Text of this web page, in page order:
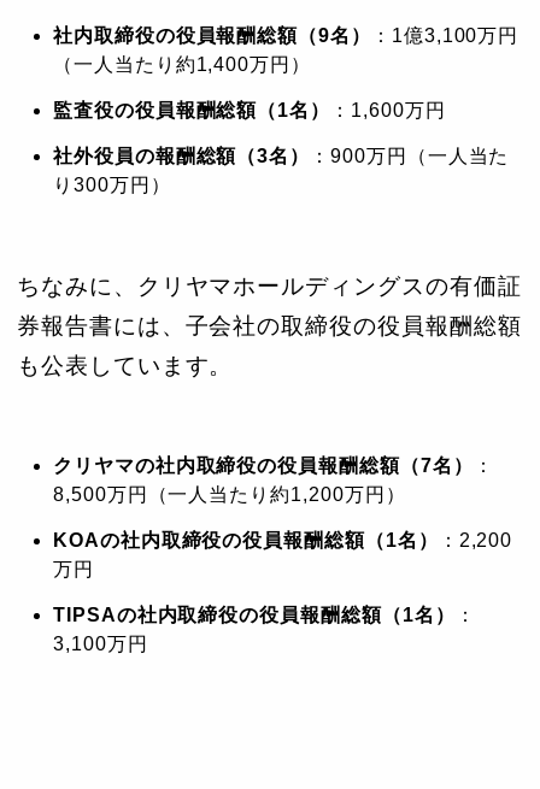
社内取締役の役員報酬総額（9名）
：1億3,100万円
（一人当たり約1,400万円）
監査役の役員報酬総額（1名） ：1,600万円
社外役員の報酬総額（3名）
：900万円（一人当た
り300万円）
ちなみに、クリヤマホールディングスの有価証
券報告書には、子会社の取締役の役員報酬総額
も公表しています。
クリヤマの社内取締役の役員報酬総額（7名）
：
8,500万円（一人当たり約1,200万円）
KOAの社内取締役の役員報酬総額（1名）
：2,200
万円
TIPSAの社内取締役の役員報酬総額（1名）
：
3,100万円